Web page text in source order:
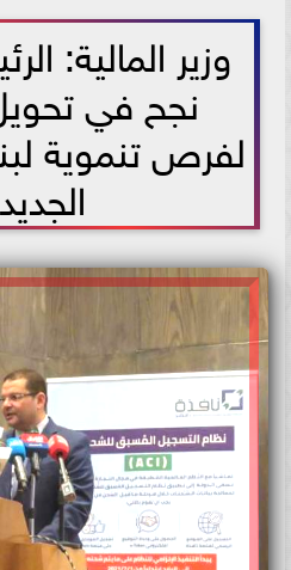
وزير المالية:
نجح في
لفرص تنموية